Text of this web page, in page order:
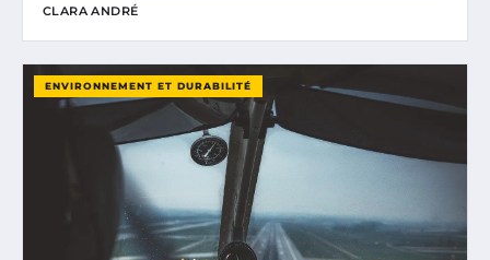
CLARA ANDRÉ
ENVIRONNEMENT ET DURABILITÉ